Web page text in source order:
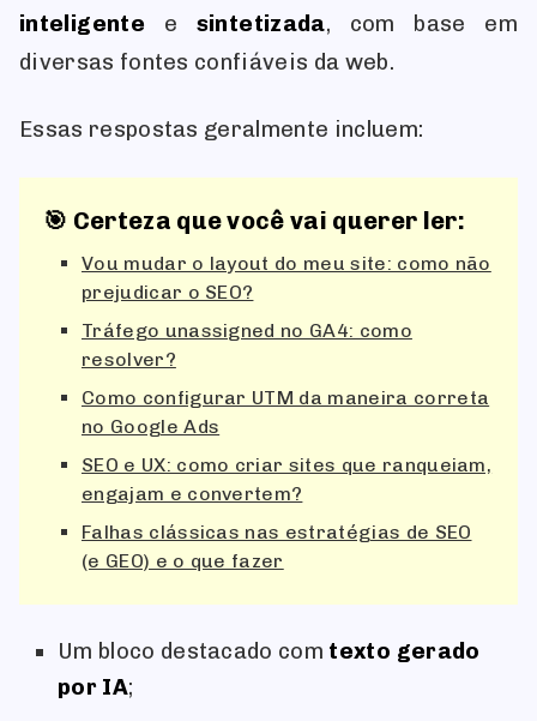
inteligente e sintetizada, com base em
diversas fontes confiáveis da web.
Essas respostas geralmente incluem:
🎯 Certeza que você vai querer ler:
Vou mudar o layout do meu site: como não
prejudicar o SEO?
Tráfego unassigned no GA4: como
resolver?
Como configurar UTM da maneira correta
no Google Ads
SEO e UX: como criar sites que ranqueiam,
engajam e convertem?
Falhas clássicas nas estratégias de SEO
(e GEO) e o que fazer
Um bloco destacado com texto gerado
por IA;